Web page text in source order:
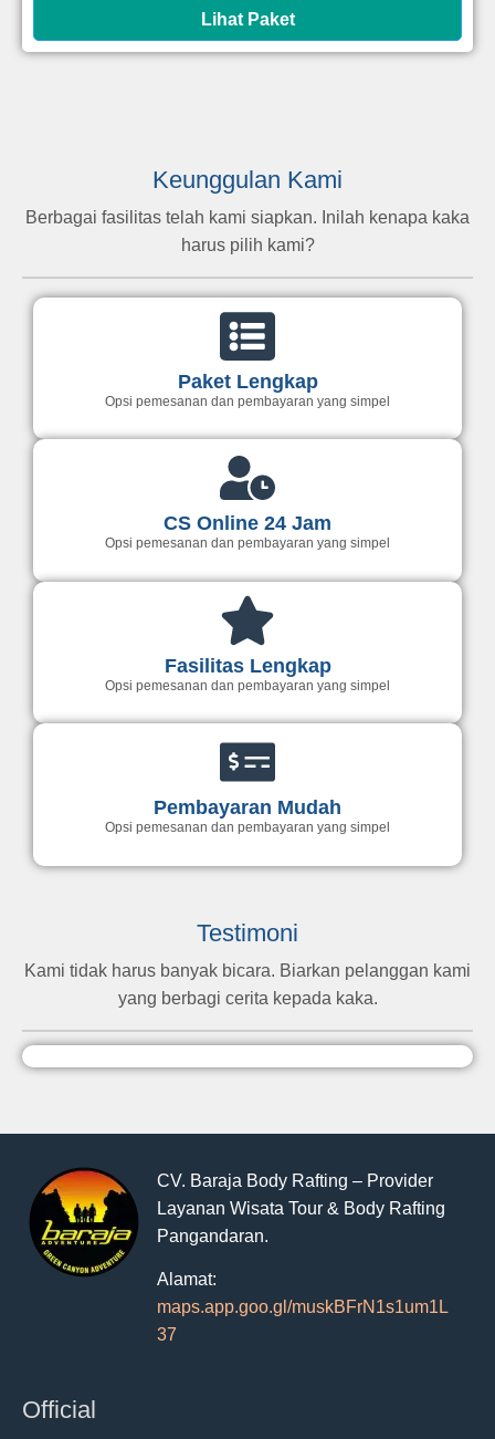
Lihat Paket
Keunggulan Kami
Berbagai fasilitas telah kami siapkan. Inilah kenapa kaka
harus pilih kami?
Paket Lengkap
Opsi pemesanan dan pembayaran yang simpel
CS Online 24 Jam
Opsi pemesanan dan pembayaran yang simpel
Fasilitas Lengkap
Opsi pemesanan dan pembayaran yang simpel
Pembayaran Mudah
Opsi pemesanan dan pembayaran yang simpel
Testimoni
Kami tidak harus banyak bicara. Biarkan pelanggan kami
yang berbagi cerita kepada kaka.
CV. Baraja Body Rafting – Provider
Layanan Wisata Tour & Body Rafting
Pangandaran.
Alamat:
maps.app.goo.gl/muskBFrN1s1um1L
37
Official